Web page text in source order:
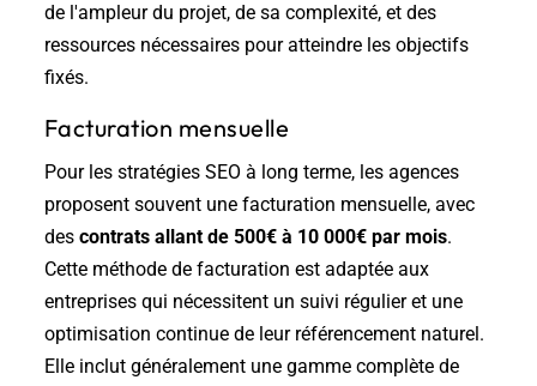
de l'ampleur du projet, de sa complexité, et des
ressources nécessaires pour atteindre les objectifs
fixés.
Facturation mensuelle
Pour les stratégies SEO à long terme, les agences
proposent souvent une facturation mensuelle, avec
descontrats allant de 500€ à 10 000€ par mois.
Cette méthode de facturation est adaptée aux
entreprises qui nécessitent un suivi régulier et une
optimisation continue de leur référencement naturel.
Elle inclut généralement une gamme complète de